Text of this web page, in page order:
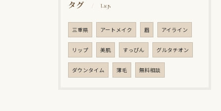
タグ Tags
三重県 アートメイク 眉 アイライン
リップ 美肌 すっぴん グルタチオン
ダウンタイム 薄毛 無料相談